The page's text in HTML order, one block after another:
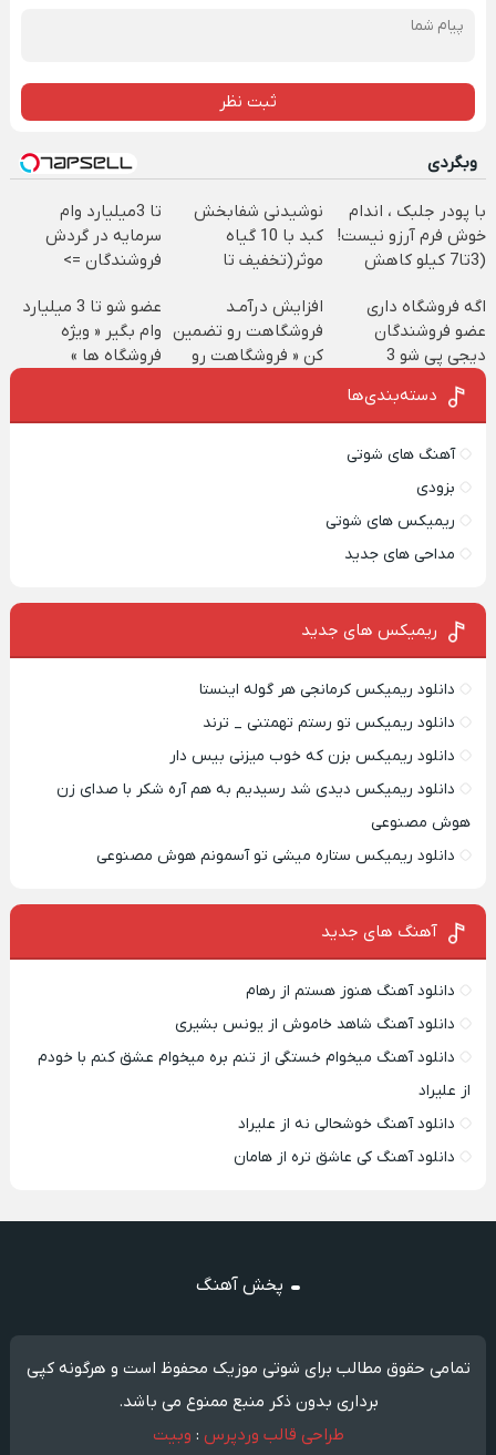
ثبت نظر
وبگردی
با پودر جلبک ، اندام
خوش فرم آرزو نیست!
(3تا7 کیلو کاهش
نوشیدنی شفابخش
کبد با 10 گیاه
موثر(تخفیف تا
تا 3میلیارد وام
سرمایه در گردش
فروشندگان =>
کن
اگه فروشگاه داری
عضو فروشندگان
دیجی پی شو 3
میلیارد وام بگیر
افزایش درآمـد
فروشگاهت رو تضمین
کن « فروشگاهت رو
عضو شو تا 3 میلیارد
وام بگیر « ویژه
فروشگاه ها »
دسته‌بندی‌ها
آهنگ های شوتی
بزودی
ریمیکس های شوتی
مداحی های جدید
ریمیکس‌ های جدید
دانلود ریمیکس کرمانجی هر گوله اینستا
دانلود ریمیکس تو رستم تهمتنی _ ترند
دانلود ریمیکس بزن که خوب میزنی بیس دار
دانلود ریمیکس دیدی شد رسیدیم به هم آره شکر با صدای زن
هوش مصنوعی
دانلود ریمیکس ستاره میشی تو آسمونم هوش مصنوعی
آهنگ های جدید
دانلود آهنگ هنوز هستم از رهام
دانلود آهنگ شاهد خاموش از یونس بشیری
دانلود آهنگ میخوام خستگی از تنم بره میخوام عشق کنم با خودم
از علیراد
دانلود آهنگ خوشحالی نه از علیراد
دانلود آهنگ کی عاشق تره از هامان
پخش آهنگ
تمامی حقوق مطالب برای شوتی موزیک محفوظ است و هرگونه کپی
برداری بدون ذکر منبع ممنوع می باشد.
طراحی قالب وردپرس : وبیت